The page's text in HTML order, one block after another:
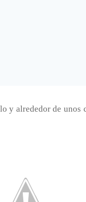
alrededor de unos